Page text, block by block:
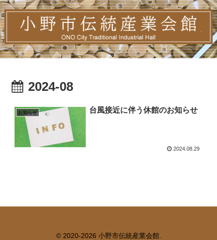
2024-08
お知らせ 台風接近に伴う休館のお知らせ
2024.08.29
© 2020-2026 小野市伝統産業会館.